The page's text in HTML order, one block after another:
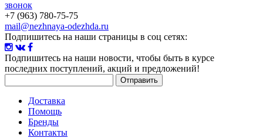
звонок
+7 (963) 780-75-75
mail@nezhnaya-odezhda.ru
Подпишитесь на наши страницы в соц сетях:
Подпишитесь на наши новости, чтобы быть в курсе
последних поступлений, акций и предложений!
Доставка
Помощь
Бренды
Контакты